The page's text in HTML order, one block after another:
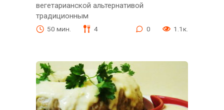
вегетарианской альтернативой
традиционным
50 мин. 4 0 1.1к.